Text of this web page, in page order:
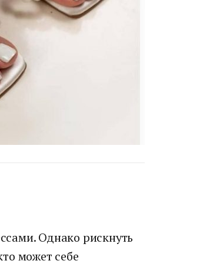
Однако рискнуть
может себе